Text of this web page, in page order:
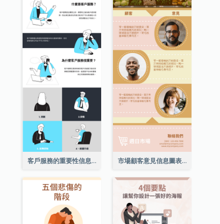
客戶服務的重要性信息圖表 市場顧客意見信息圖表